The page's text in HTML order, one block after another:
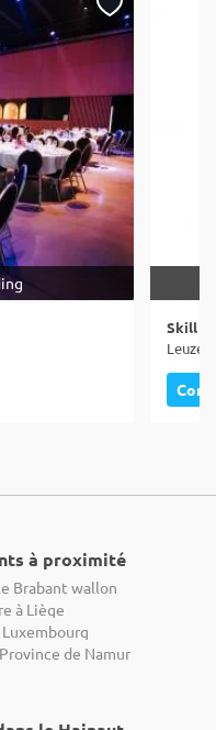
Skill
Leuze-
à proximité
Brabant wallon
à Liège
de Namur